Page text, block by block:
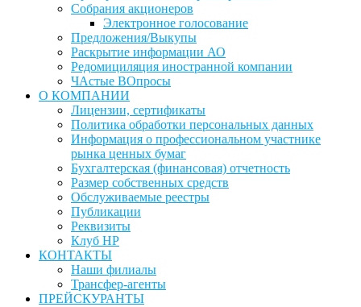
Собрания акционеров
Электронное голосование
Предложения/Выкупы
Раскрытие информации АО
Редомициляция иностранной компании
ЧАстые ВОпросы
О КОМПАНИИ
Лицензии, сертификаты
Политика обработки персональных данных
Информация о профессиональном участнике
рынка ценных бумаг
Бухгалтерская (финансовая) отчетность
Размер собственных средств
Обслуживаемые реестры
Публикации
Реквизиты
Клуб НР
КОНТАКТЫ
Наши филиалы
Трансфер-агенты
ПРЕЙСКУРАНТЫ